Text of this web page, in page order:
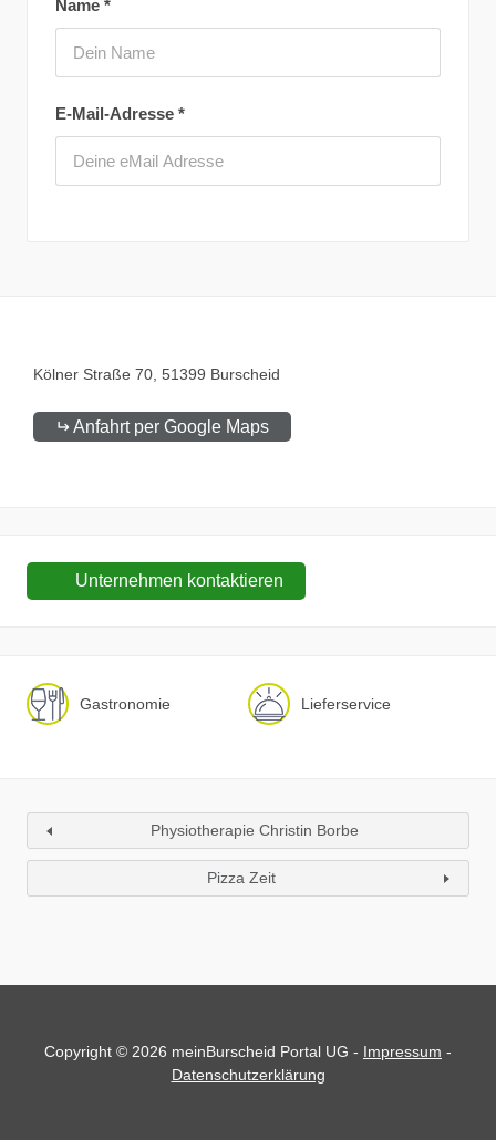
Name *
E-Mail-Adresse *
Kölner Straße 70 51399 Burscheid
Anfahrt per Google Maps
Unternehmen kontaktieren
Gastronomie Lieferservice
Physiotherapie Christin Borbe
Pizza Zeit
Copyright © 2026 meinBurscheid Portal UG - Impressum -
Datenschutzerklärung